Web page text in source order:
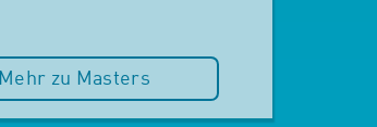
Mehr zu Masters